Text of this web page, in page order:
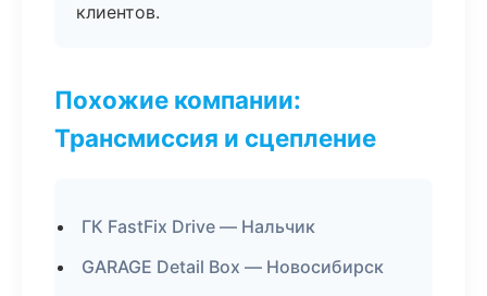
клиентов.
Похожие компании:
Трансмиссия и сцепление
ГК FastFix Drive — Нальчик
GARAGE Detail Box — Новосибирск